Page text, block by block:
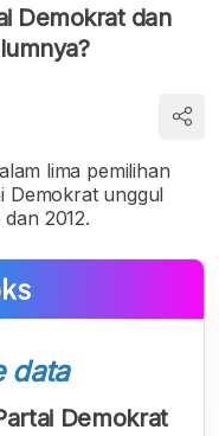
Demokrat dan
lima pemilihan
Demokrat unggul
2012.
data
Demokrat